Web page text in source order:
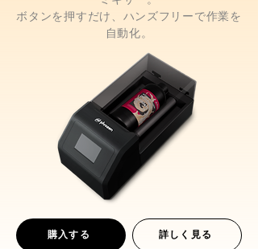
ボタンを押すだけ、ハンズフリーで作業を
自動化。
購入する 詳しく見る